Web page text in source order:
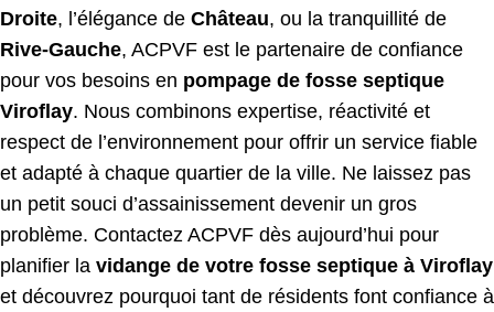
Droite, l’élégance de Château, ou la tranquillité de
Rive-Gauche, ACPVF est le partenaire de confiance
pour vos besoins en pompage de fosse septique
Viroflay. Nous combinons expertise, réactivité et
respect de l’environnement pour offrir un service fiable
et adapté à chaque quartier de la ville. Ne laissez pas
un petit souci d’assainissement devenir un gros
problème. Contactez ACPVF dès aujourd’hui pour
planifier la vidange de votre fosse septique à Viroflay
et découvrez pourquoi tant de résidents font confiance à